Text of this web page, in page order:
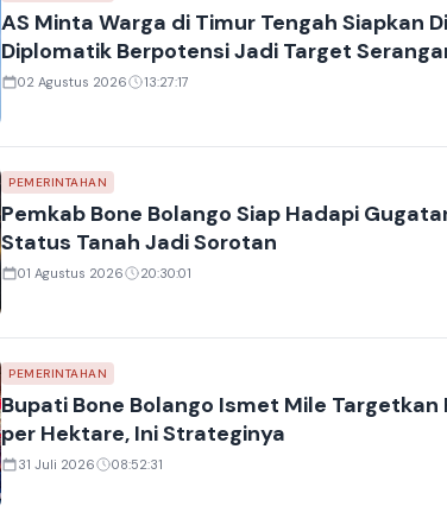
AS Minta Warga di Timur Tengah Siapkan
Diplomatik Berpotensi Jadi Target
02 Agustus 2026 13:27:17
PEMERINTAHAN
Pemkab Bone Bolango Siap Hadapi
Status Tanah Jadi Sorotan
01 Agustus 2026 20:30:01
PEMERINTAHAN
Bupati Bone Bolango Ismet Mile Targetkan
per Hektare, Ini Strateginya
31 Juli 2026 08:52:31